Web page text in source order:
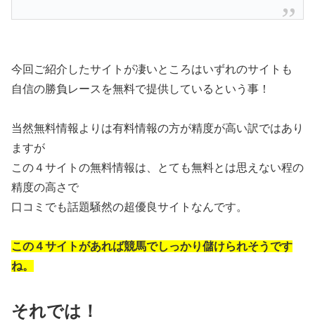
今回ご紹介したサイトが凄いところはいずれのサイトも
自信の勝負レースを無料で提供しているという事！
当然無料情報よりは有料情報の方が精度が高い訳ではあり
ますが
この４サイトの無料情報は、とても無料とは思えない程の
精度の高さで
口コミでも話題騒然の超優良サイトなんです。
この４サイトがあれば競馬でしっかり儲けられそうです
ね。
それでは！